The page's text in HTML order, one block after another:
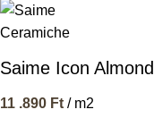
Saime Icon
11 .890 Ft / m2